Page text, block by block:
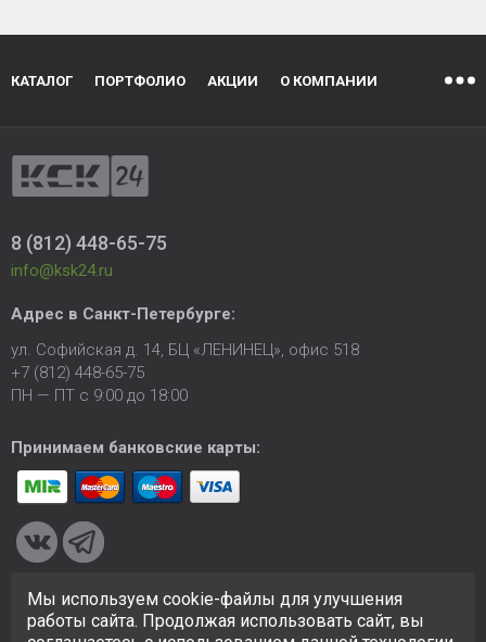
КАТАЛОГ ПОРТФОЛИО АКЦИИ О КОМПАНИИ
8 (812) 448-65-75
info@ksk24.ru
Адрес в Санкт-Петербурге:
ул. Софийская д. 14, БЦ «ЛЕНИНЕЦ», офис 518
+7 (812) 448-65-75
ПН — ПТ с 9:00 до 18:00
Принимаем банковские карты:
© 2005-2026 ООО «КСК». Сайтhttps://ksk24.ruсоздан
исключительно в информационных целях и любая информация
Мы используем cookie-файлы для улучшения
работы сайта. Продолжая использовать сайт, вы